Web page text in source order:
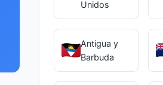
Unidos
Antigua y
Barbuda